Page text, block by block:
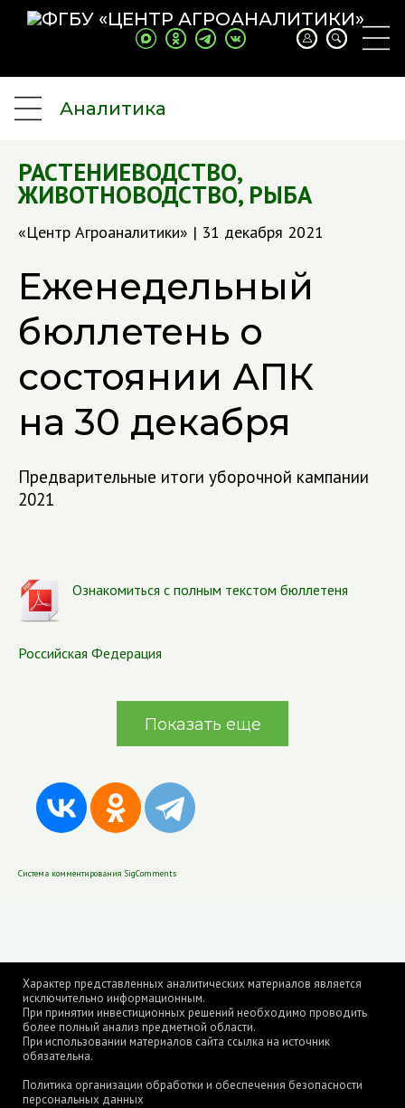
Аналитика
РАСТЕНИЕВОДСТВО,
ЖИВОТНОВОДСТВО, РЫБА
«Центр Агроаналитики» | 31 декабря 2021
Еженедельный
бюллетень о
состоянии АПК
на 30 декабря
Предварительные итоги уборочной кампании
2021
Ознакомиться с полным текстом бюллетеня
Российская Федерация
Показать еще
Система комментирования SigComments
Характер представленных аналитических материалов является
исключительно информационным.
При принятии инвестиционных решений необходимо проводить
более полный анализ предметной области.
При использовании материалов сайта ссылка на источник
обязательна.
Политика организации обработки и обеспечения безопасности
персональных данных